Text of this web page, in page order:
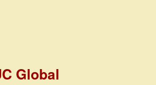
Global